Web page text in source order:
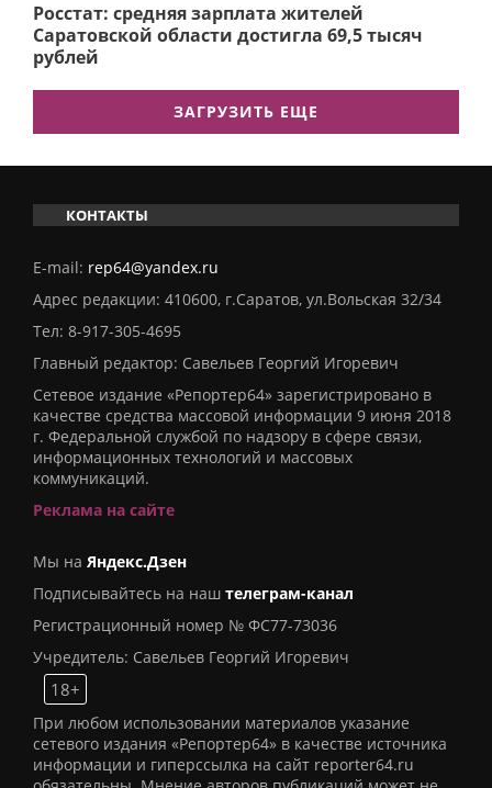
Росстат: средняя зарплата жителей
Саратовской области достигла 69,5 тысяч
рублей
ЗАГРУЗИТЬ ЕЩЕ
КОНТАКТЫ
E-mail: rep64@yandex.ru
Адрес редакции: 410600, г.Саратов, ул.Вольская 32/34
Тел: 8-917-305-4695
Главный редактор: Савельев Георгий Игоревич
Сетевое издание «Репортер64» зарегистрировано в
качестве средства массовой информации 9 июня 2018
г. Федеральной службой по надзору в сфере связи,
информационных технологий и массовых
коммуникаций.
Реклама на сайте
Мы на Яндекс.Дзен
Подписывайтесь на наш телеграм-канал
Регистрационный номер № ФС77-73036
Учредитель: Савельев Георгий Игоревич
18+
При любом использовании материалов указание
сетевого издания «Репортер64» в качестве источника
информации и гиперссылка на сайт reporter64.ru